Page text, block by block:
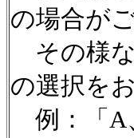
の場合が
その様
の選択を
例：「A